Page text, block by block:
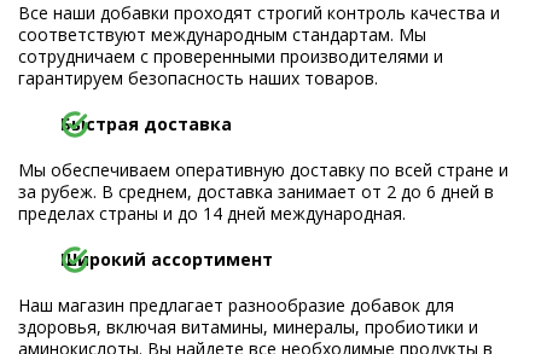
Все наши добавки проходят строгий контроль качества и
соответствуют международным стандартам. Мы
сотрудничаем с проверенными производителями и
гарантируем безопасность наших товаров.
Быстрая доставка
Мы обеспечиваем оперативную доставку по всей стране и
за рубеж. В среднем, доставка занимает от 2 до 6 дней в
пределах страны и до 14 дней международная.
Широкий ассортимент
Наш магазин предлагает разнообразие добавок для
здоровья, включая витамины, минералы, пробиотики и
аминокислоты. Вы найдете все необходимые продукты в